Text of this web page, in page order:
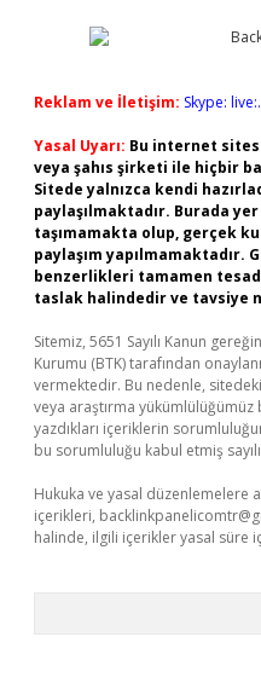
Reklam ve İletişim: Skype:
Yasal Uyarı: Bu internet
veya şahıs şirketi ile hiçbir
Sitede yalnızca kendi
paylaşılmaktadır. Burada
taşımamakta olup, gerçek
paylaşım yapılmamaktadır.
benzerlikleri tamamen
taslak halindedir ve tavsiye
Sitemiz, 5651 Sayılı Kanun
Kurumu (BTK) tarafından
vermektedir. Bu nedenle,
veya araştırma
yazdıkları içeriklerin
bu sorumluluğu kabul etmiş
Hukuka ve yasal düzenlemelere
içerikleri,
halinde, ilgili içerikler yasal süre